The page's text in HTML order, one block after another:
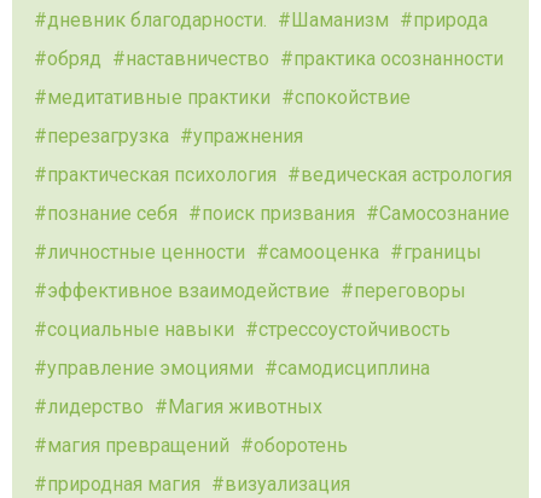
дневник благодарности.
Шаманизм
природа
обряд
наставничество
практика осознанности
медитативные практики
спокойствие
перезагрузка
упражнения
практическая психология
ведическая астрология
познание себя
поиск призвания
Самосознание
личностные ценности
самооценка
границы
эффективное взаимодействие
переговоры
социальные навыки
стрессоустойчивость
управление эмоциями
самодисциплина
лидерство
Магия животных
магия превращений
оборотень
природная магия
визуализация